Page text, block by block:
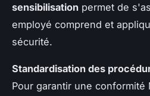
sensibilisation permet de
employé comprend et
sécurité.
Standardisation des
Pour garantir une conformité